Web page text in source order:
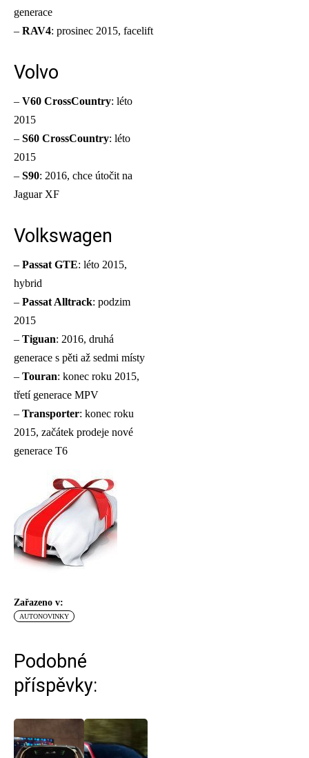
generace
– RAV4: prosinec 2015, facelift
Volvo
– V60 CrossCountry: léto
2015
– S60 CrossCountry: léto
2015
– S90: 2016, chce útočit na
Jaguar XF
Volkswagen
– Passat GTE: léto 2015,
hybrid
– Passat Alltrack: podzim
2015
– Tiguan: 2016, druhá
generace s pěti až sedmi místy
– Touran: konec roku 2015,
třetí generace MPV
– Transporter: konec roku
2015, začátek prodeje nové
generace T6
Zařazeno v:
AUTONOVINKY
Podobné
příspěvky: